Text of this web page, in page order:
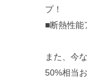
プ！
■断熱性能
また、今
50%相当お